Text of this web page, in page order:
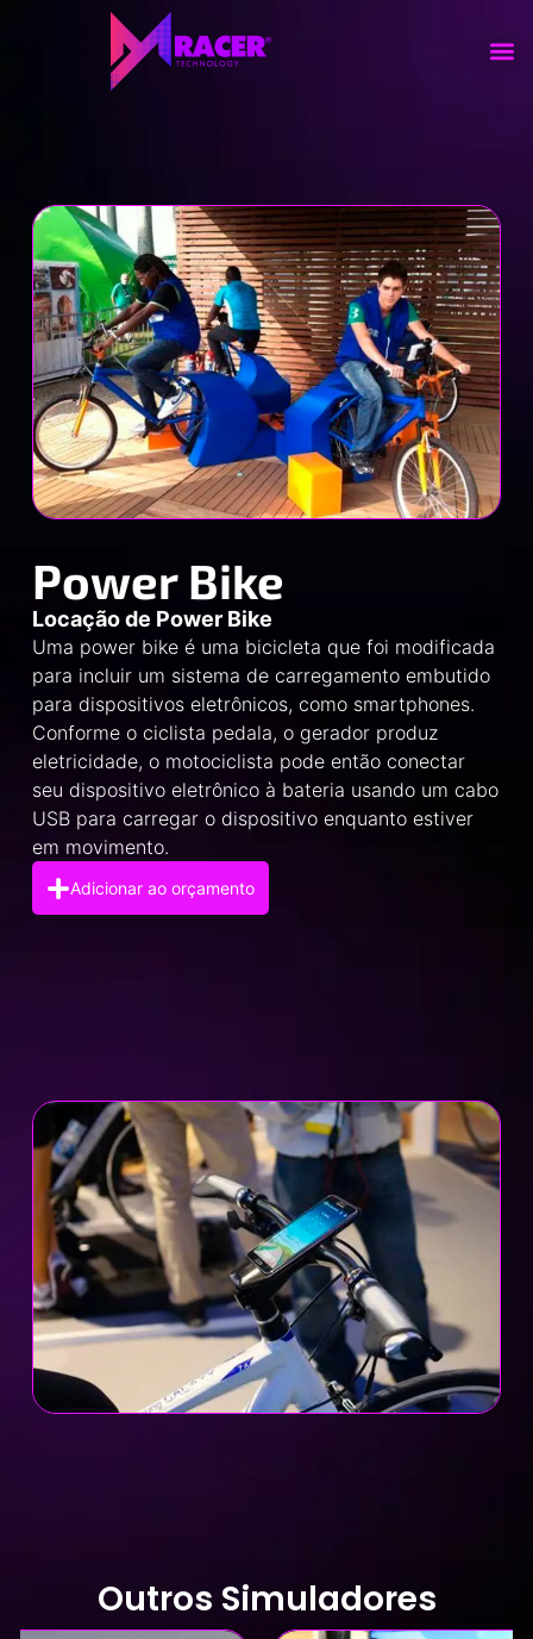
Power Bike
Locação de Power Bike
Uma power bike é uma bicicleta que foi modificada
para incluir um sistema de carregamento embutido
para dispositivos eletrônicos, como smartphones.
Conforme o ciclista pedala, o gerador produz
eletricidade, o motociclista pode então conectar
seu dispositivo eletrônico à bateria usando um cabo
USB para carregar o dispositivo enquanto estiver
em movimento.
Adicionar ao orçamento
Outros Simuladores